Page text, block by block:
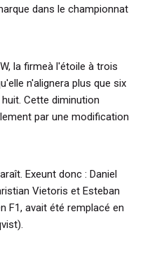
dans le championnat
la firmeà l'étoile à trois
n'alignera plus que six
Cette diminution
par une modification
Exeunt donc : Daniel
Vietoris et Esteban
F1, avait été remplacé en